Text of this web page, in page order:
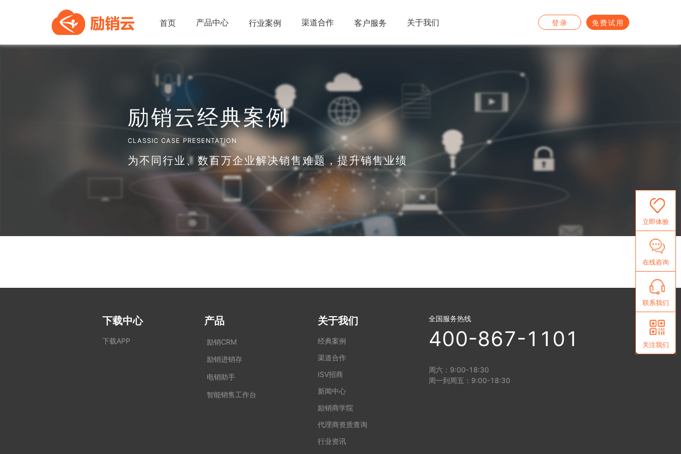
登录 免费试用
首页 产品中心 行业案例 渠道合作 客户服务 关于我们
励销云经典案例
CLASSIC CASE PRESENTATION
为不同行业、数百万企业解决销售难题，提升销售业绩
下载中心
下载APP
产品
励销CRM
励销进销存
电销助手
智能销售工作台
关于我们
经典案例
渠道合作
ISV招商
新闻中心
励销商学院
代理商资质查询
行业资讯
全国服务热线
400-867-1101
周六：9:00-18:30
周一到周五：9:00-18:30
立即体验
在线咨询
联系我们
关注我们